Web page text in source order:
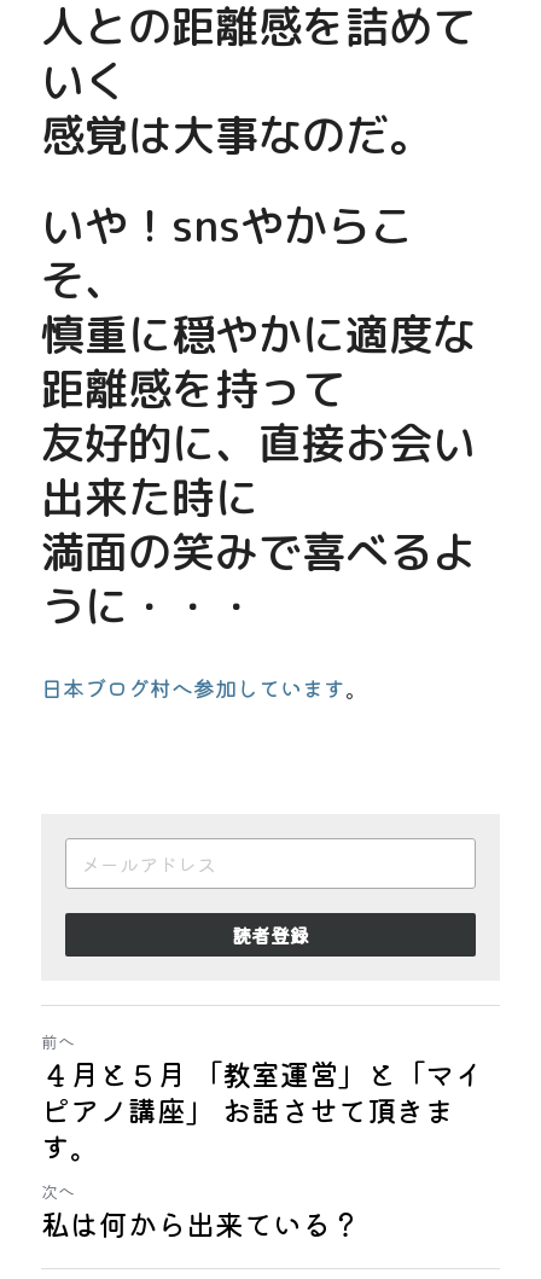
人との距離感を詰めて
いく
感覚は大事なのだ。
いや！snsやからこ
そ、
慎重に穏やかに適度な
距離感を持って
友好的に、直接お会い
出来た時に
満面の笑みで喜べるよ
うに・・・
日本ブログ村へ参加しています。
読者登録
前へ
４月と５月 「教室運営」と「マイ
ピアノ講座」 お話させて頂きま
す。
次へ
私は何から出来ている？